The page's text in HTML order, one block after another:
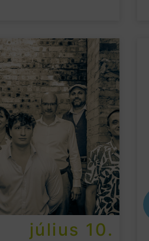
július 10.